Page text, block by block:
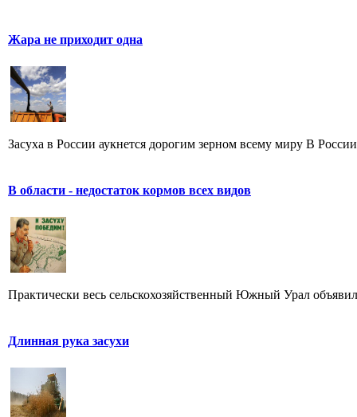
Жара не приходит одна
Засуха в России аукнется дорогим зерном всему миру В
В области - недостаток кормов всех видов
Практически весь сельскохозяйственный Южный Урал
Длинная рука засухи